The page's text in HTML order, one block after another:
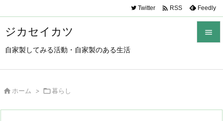
ジカセイカツ
自家製してみる活動・自家製のある生活

Twitter  RSS Feedly
 ホーム > 暮らし